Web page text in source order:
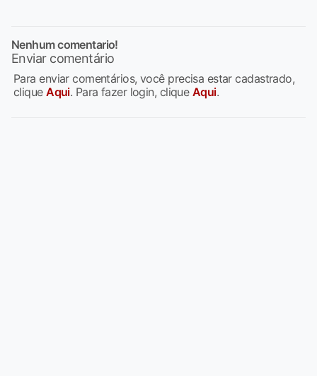
Nenhum comentario!
Enviar comentário
Para enviar comentários, você precisa estar cadastrado,
cliqueAqui. Para fazer login, clique Aqui.